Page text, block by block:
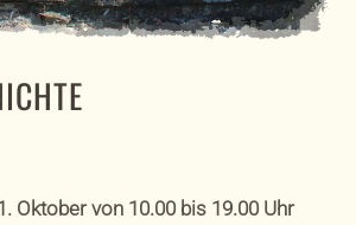
Oktober von 10.00 bis 19.00 Uhr